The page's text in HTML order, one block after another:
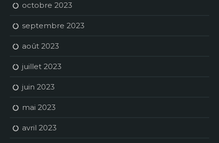
octobre 2023
septembre 2023
août 2023
juillet 2023
juin 2023
mai 2023
avril 2023